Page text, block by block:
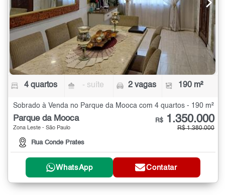
4 quartos - suíte 2 vagas 190 m²
Sobrado à Venda no Parque da Mooca com 4 quartos - 190 m²
Parque da Mooca
Zona Leste - São Paulo
Rua Conde Prates
R$ 1.350.000
R$ 1.380.000
WhatsApp Contatar